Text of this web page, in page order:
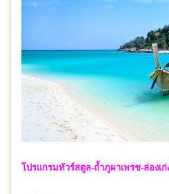
โปรแกรมทัวร์สตูล-ถ้ำภูผาเพรช-ล่องเ